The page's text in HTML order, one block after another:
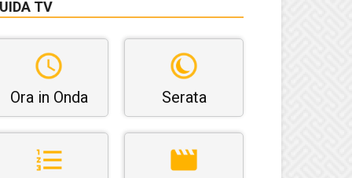
TV
Ora in Onda Serata